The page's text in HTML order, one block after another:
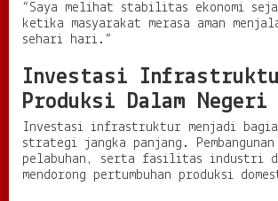
“Saya melihat stabilitas ekonomi
ketika masyarakat merasa aman
sehari hari.”
Investasi
Produksi Dalam Negeri
Investasi infrastruktur menjadi
strategi jangka panjang.
pelabuhan, serta fasilitas industri
mendorong pertumbuhan produksi